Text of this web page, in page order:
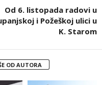
Od 6. listopada radovi u
i Požeškoj ulici u
K. Starom
OD AUTORA